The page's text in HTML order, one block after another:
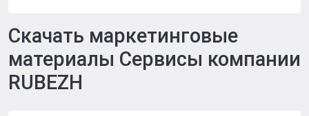
Скачать маркетинговые
материалы Сервисы компании
RUBEZH